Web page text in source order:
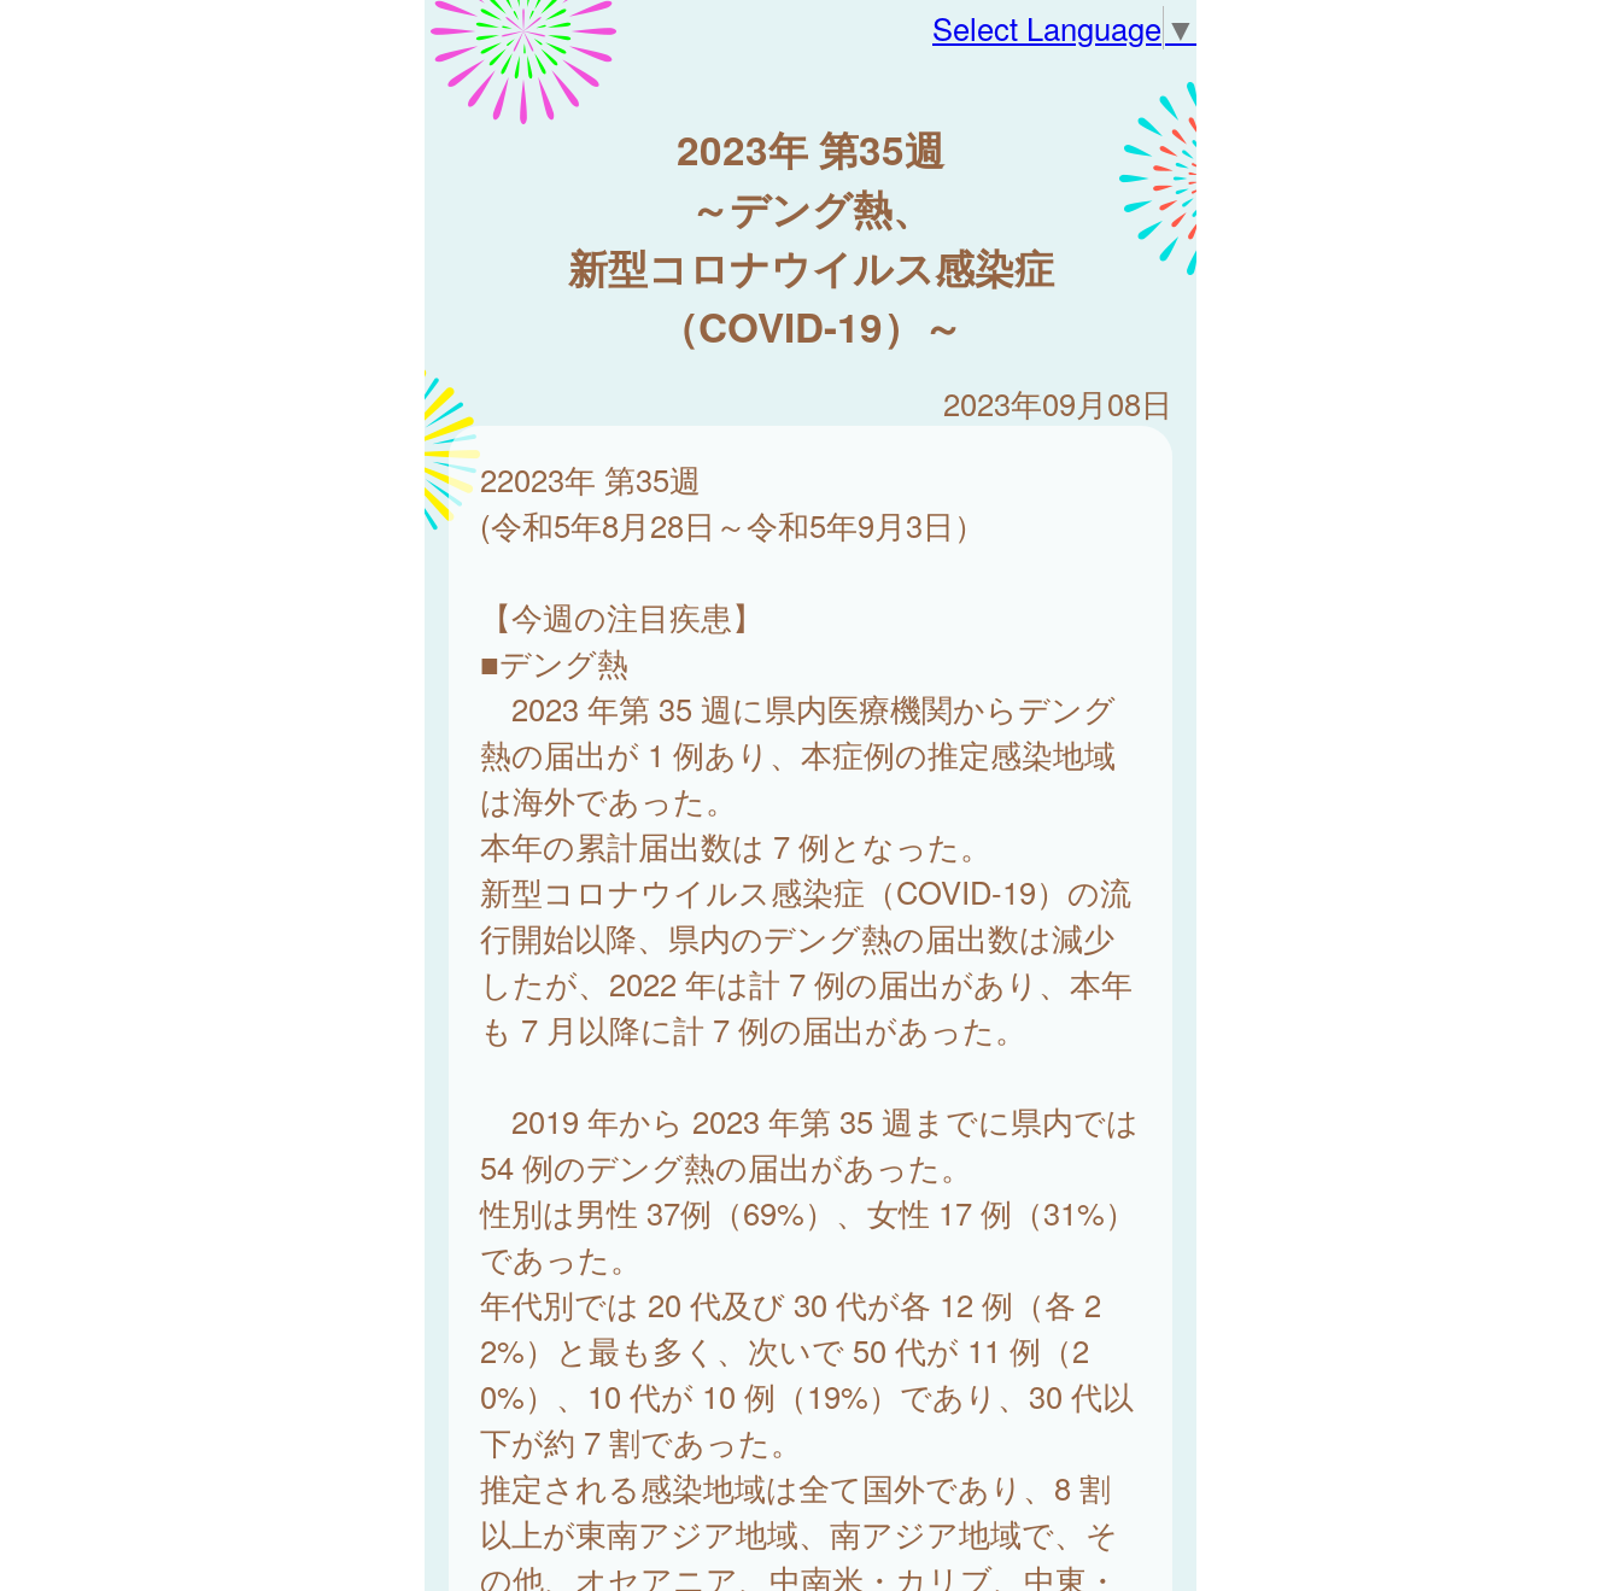
Select Language ▼
2023年 第35週
～デング熱、
新型コロナウイルス感染症
（COVID-19）～
2023年09月08日
22023年 第35週
(令和5年8月28日～令和5年9月3日）
【今週の注目疾患】
■デング熱
2023 年第 35 週に県内医療機関からデング
熱の届出が 1 例あり、本症例の推定感染地域
は海外であった。
本年の累計届出数は 7 例となった。
新型コロナウイルス感染症（COVID-19）の流
行開始以降、県内のデング熱の届出数は減少
したが、2022 年は計 7 例の届出があり、本年
も 7 月以降に計 7 例の届出があった。
2019 年から 2023 年第 35 週までに県内では
54 例のデング熱の届出があった。
性別は男性 37例（69%）、女性 17 例（31%）
であった。
年代別では 20 代及び 30 代が各 12 例（各 2
2%）と最も多く、次いで 50 代が 11 例（2
0%）、10 代が 10 例（19%）であり、30 代以
下が約 7 割であった。
推定される感染地域は全て国外であり、8 割
以上が東南アジア地域、南アジア地域で、そ
の他、オセアニア、中南米・カリブ、中東・